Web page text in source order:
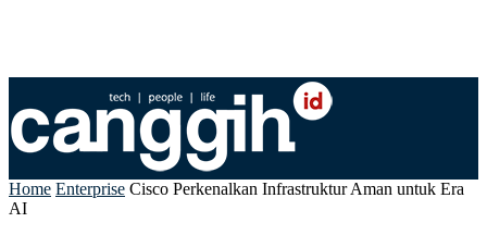
Home Enterprise Cisco Perkenalkan Infrastruktur Aman untuk Era
AI